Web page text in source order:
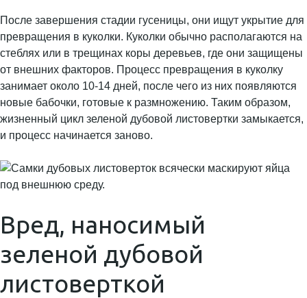
После завершения стадии гусеницы, они ищут укрытие для
превращения в куколки. Куколки обычно располагаются на
стеблях или в трещинах коры деревьев, где они защищены
от внешних факторов. Процесс превращения в куколку
занимает около 10-14 дней, после чего из них появляются
новые бабочки, готовые к размножению. Таким образом,
жизненный цикл зеленой дубовой листовертки замыкается,
и процесс начинается заново.
Вред, наносимый
зеленой дубовой
листоверткой